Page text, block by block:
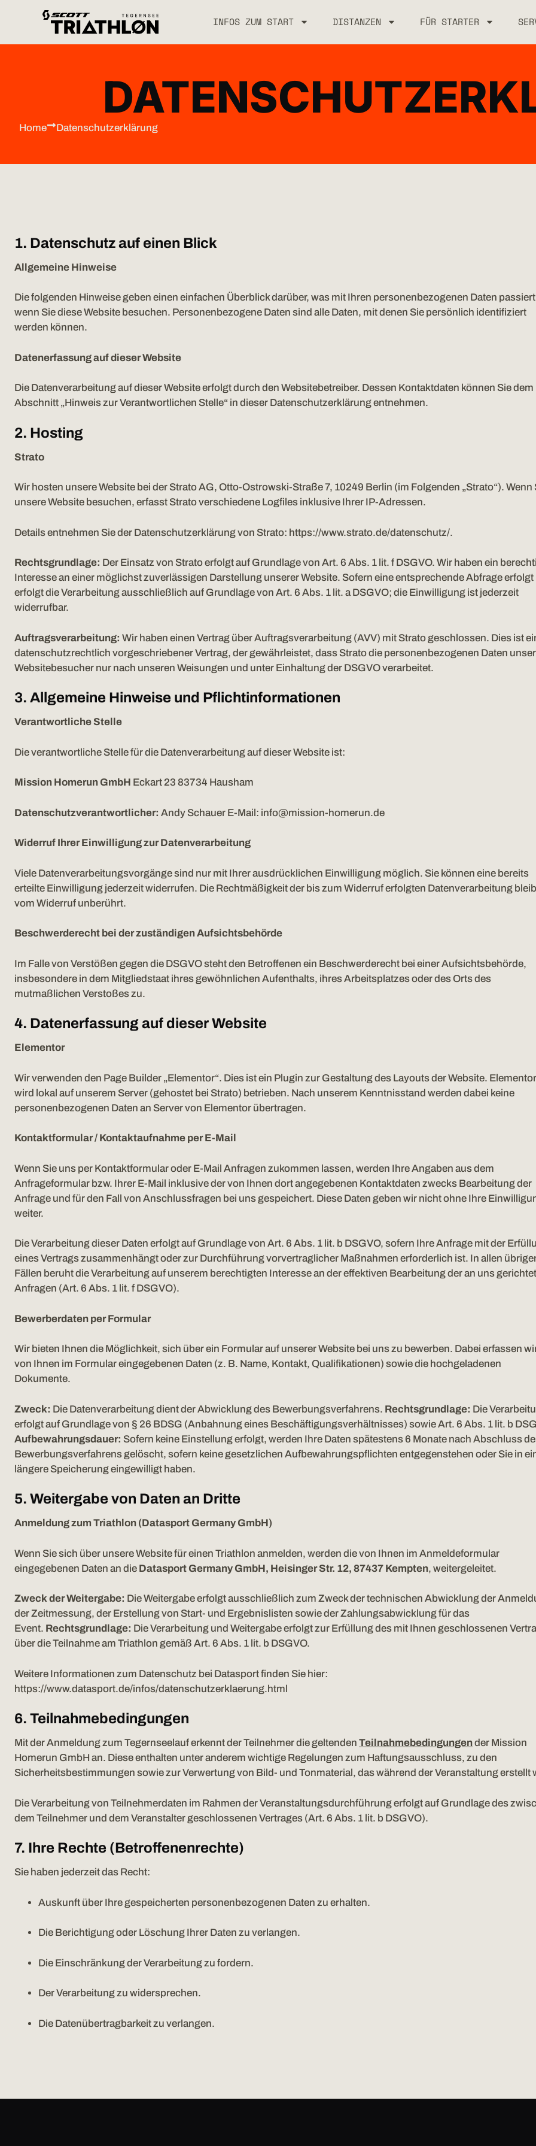
INFOS ZUM START DISTANZEN FÜR STARTER
Home Datenschutzerklärung
1. Datenschutz auf einen Blick
Allgemeine Hinweise
Die folgenden Hinweise geben einen einfachen Überblick darüber, was mit Ihren personenbezogenen Daten
wenn Sie diese Website besuchen. Personenbezogene Daten sind alle Daten, mit denen Sie persönlich identifiziert
werden können.
Datenerfassung auf dieser Website
Die Datenverarbeitung auf dieser Website erfolgt durch den Websitebetreiber. Dessen Kontaktdaten können Sie dem
Abschnitt „Hinweis zur Verantwortlichen Stelle“ in dieser Datenschutzerklärung entnehmen.
2. Hosting
Strato
Wir hosten unsere Website bei der Strato AG, Otto-Ostrowski-Straße 7, 10249 Berlin (im Folgenden „Strato“). Wenn
unsere Website besuchen, erfasst Strato verschiedene Logfiles inklusive Ihrer IP-Adressen.
Details entnehmen Sie der Datenschutzerklärung von Strato: https://www.strato.de/datenschutz/.
Rechtsgrundlage: Der Einsatz von Strato erfolgt auf Grundlage von Art. 6 Abs. 1 lit. f DSGVO. Wir haben ein
Interesse an einer möglichst zuverlässigen Darstellung unserer Website. Sofern eine entsprechende Abfrage erfolgt
erfolgt die Verarbeitung ausschließlich auf Grundlage von Art. 6 Abs. 1 lit. a DSGVO; die Einwilligung ist jederzeit
widerrufbar.
Auftragsverarbeitung: Wir haben einen Vertrag über Auftragsverarbeitung (AVV) mit Strato geschlossen. Dies ist
datenschutzrechtlich vorgeschriebener Vertrag, der gewährleistet, dass Strato die personenbezogenen Daten
Websitebesucher nur nach unseren Weisungen und unter Einhaltung der DSGVO verarbeitet.
3. Allgemeine Hinweise und Pflichtinformationen
Verantwortliche Stelle
Die verantwortliche Stelle für die Datenverarbeitung auf dieser Website ist:
Mission Homerun GmbH Eckart 23 83734 Hausham
Datenschutzverantwortlicher: Andy Schauer E-Mail: info@mission-homerun.de
Widerruf Ihrer Einwilligung zur Datenverarbeitung
Viele Datenverarbeitungsvorgänge sind nur mit Ihrer ausdrücklichen Einwilligung möglich. Sie können eine bereits
erteilte Einwilligung jederzeit widerrufen. Die Rechtmäßigkeit der bis zum Widerruf erfolgten Datenverarbeitung
vom Widerruf unberührt.
Beschwerderecht bei der zuständigen Aufsichtsbehörde
Im Falle von Verstößen gegen die DSGVO steht den Betroffenen ein Beschwerderecht bei einer Aufsichtsbehörde,
insbesondere in dem Mitgliedstaat ihres gewöhnlichen Aufenthalts, ihres Arbeitsplatzes oder des Orts des
mutmaßlichen Verstoßes zu.
4. Datenerfassung auf dieser Website
Elementor
Wir verwenden den Page Builder „Elementor“. Dies ist ein Plugin zur Gestaltung des Layouts der Website. Elementor
wird lokal auf unserem Server (gehostet bei Strato) betrieben. Nach unserem Kenntnisstand werden dabei keine
personenbezogenen Daten an Server von Elementor übertragen.
Kontaktformular / Kontaktaufnahme per E-Mail
Wenn Sie uns per Kontaktformular oder E-Mail Anfragen zukommen lassen, werden Ihre Angaben aus dem
Anfrageformular bzw. Ihrer E-Mail inklusive der von Ihnen dort angegebenen Kontaktdaten zwecks Bearbeitung der
Anfrage und für den Fall von Anschlussfragen bei uns gespeichert. Diese Daten geben wir nicht ohne Ihre
weiter.
Die Verarbeitung dieser Daten erfolgt auf Grundlage von Art. 6 Abs. 1 lit. b DSGVO, sofern Ihre Anfrage mit der
eines Vertrags zusammenhängt oder zur Durchführung vorvertraglicher Maßnahmen erforderlich ist. In allen
Fällen beruht die Verarbeitung auf unserem berechtigten Interesse an der effektiven Bearbeitung der an uns
Anfragen (Art. 6 Abs. 1 lit. f DSGVO).
Bewerberdaten per Formular
Wir bieten Ihnen die Möglichkeit, sich über ein Formular auf unserer Website bei uns zu bewerben. Dabei erfassen
von Ihnen im Formular eingegebenen Daten (z. B. Name, Kontakt, Qualifikationen) sowie die hochgeladenen
Dokumente.
Zweck: Die Datenverarbeitung dient der Abwicklung des Bewerbungsverfahrens. Rechtsgrundlage: Die
erfolgt auf Grundlage von § 26 BDSG (Anbahnung eines Beschäftigungsverhältnisses) sowie Art. 6 Abs. 1 lit. b
Aufbewahrungsdauer: Sofern keine Einstellung erfolgt, werden Ihre Daten spätestens 6 Monate nach Abschluss
Bewerbungsverfahrens gelöscht, sofern keine gesetzlichen Aufbewahrungspflichten entgegenstehen oder Sie in
längere Speicherung eingewilligt haben.
5. Weitergabe von Daten an Dritte
Anmeldung zum Triathlon (Datasport Germany GmbH)
Wenn Sie sich über unsere Website für einen Triathlon anmelden, werden die von Ihnen im Anmeldeformular
eingegebenen Daten an die Datasport Germany GmbH, Heisinger Str. 12, 87437 Kempten, weitergeleitet.
Zweck der Weitergabe: Die Weitergabe erfolgt ausschließlich zum Zweck der technischen Abwicklung der
der Zeitmessung, der Erstellung von Start- und Ergebnislisten sowie der Zahlungsabwicklung für das
Event. Rechtsgrundlage: Die Verarbeitung und Weitergabe erfolgt zur Erfüllung des mit Ihnen geschlossenen
über die Teilnahme am Triathlon gemäß Art. 6 Abs. 1 lit. b DSGVO.
Weitere Informationen zum Datenschutz bei Datasport finden Sie hier:
https://www.datasport.de/infos/datenschutzerklaerung.html
6. Teilnahmebedingungen
Mit der Anmeldung zum Tegernseelauf erkennt der Teilnehmer die geltenden Teilnahmebedingungender Mission
Homerun GmbH an. Diese enthalten unter anderem wichtige Regelungen zum Haftungsausschluss, zu den
Sicherheitsbestimmungen sowie zur Verwertung von Bild- und Tonmaterial, das während der Veranstaltung erstellt
Die Verarbeitung von Teilnehmerdaten im Rahmen der Veranstaltungsdurchführung erfolgt auf Grundlage des
dem Teilnehmer und dem Veranstalter geschlossenen Vertrages (Art. 6 Abs. 1 lit. b DSGVO).
7. Ihre Rechte (Betroffenenrechte)
Sie haben jederzeit das Recht:
Auskunft über Ihre gespeicherten personenbezogenen Daten zu erhalten.
Die Berichtigung oder Löschung Ihrer Daten zu verlangen.
Die Einschränkung der Verarbeitung zu fordern.
Der Verarbeitung zu widersprechen.
Die Datenübertragbarkeit zu verlangen.